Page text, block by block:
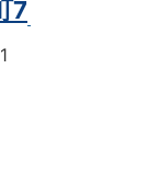
7